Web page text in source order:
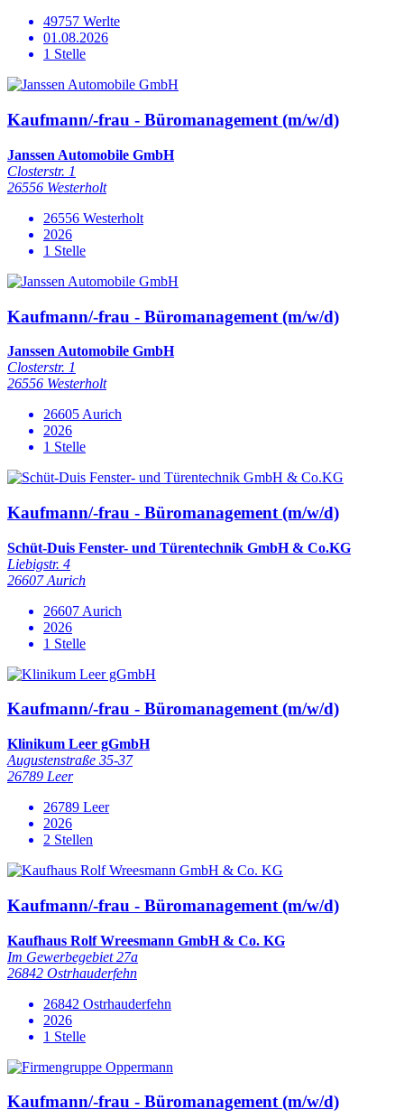
49757 Werlte
01.08.2026
1 Stelle
Kaufmann/-frau - Büromanagement (m/w/d)
Janssen Automobile GmbH
Closterstr. 1
26556 Westerholt
26556 Westerholt
2026
1 Stelle
Kaufmann/-frau - Büromanagement (m/w/d)
Janssen Automobile GmbH
Closterstr. 1
26556 Westerholt
26605 Aurich
2026
1 Stelle
Kaufmann/-frau - Büromanagement (m/w/d)
Schüt-Duis Fenster- und Türentechnik GmbH & Co.KG
Liebigstr. 4
26607 Aurich
26607 Aurich
2026
1 Stelle
Kaufmann/-frau - Büromanagement (m/w/d)
Klinikum Leer gGmbH
Augustenstraße 35-37
26789 Leer
26789 Leer
2026
2 Stellen
Kaufmann/-frau - Büromanagement (m/w/d)
Kaufhaus Rolf Wreesmann GmbH & Co. KG
Im Gewerbegebiet 27a
26842 Ostrhauderfehn
26842 Ostrhauderfehn
2026
1 Stelle
Kaufmann/-frau - Büromanagement (m/w/d)